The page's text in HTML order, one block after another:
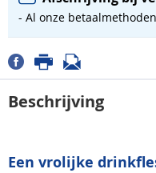
- Al onze
Beschrijving
Een vrolijke